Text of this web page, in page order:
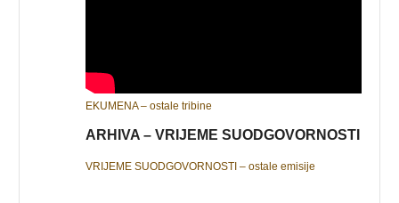
EKUMENA – ostale tribine
ARHIVA – VRIJEME SUODGOVORNOSTI
VRIJEME SUODGOVORNOSTI – ostale emisije